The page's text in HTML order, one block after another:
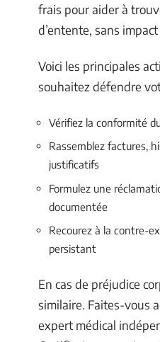
frais pour aider à
d’entente, sans
Voici les principales
souhaitez défendre
Vérifiez la conformité
Rassemblez factures,
justificatifs
Formulez une
documentée
Recourez à la contre-
persistant
En cas de préjudice
similaire. Faites-vous
expert médical